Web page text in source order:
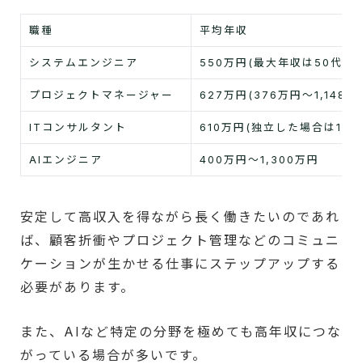
職種 平均年収
システムエンジニア 550万円(最大年収は50代の
プロジェクトマネージャー 627万円(376万円～1,148万
ITコンサルタント 610万円(独立した場合は
AIエンジニア 400万円～1,300万円
安定して高収入を得ながら長く働きたいのであれ
ば、顧客折衝やプロジェクト管理などのコミュニ
ケーションが生かせる仕事にステップアップする
必要があります。
また、AIなど特定の分野を極めても高年収につな
がっている場合が多いです。